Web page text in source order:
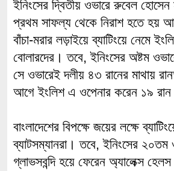
ইনিংসের দ্বিতীয় ওভারে রুবেল
প্রথম সাফল্য থেকে নিরাশ হতে হয়
বাঁচা-মরার লড়াইয়ে ব্যাটিংয়ে নেমে
বোলারদের। তবে, ইনিংসের অষ্টম
সে ওভারেই দলীয় ৪৩ রানের মাথায়
আগে ইংলিশ এ ওপেনার করেন ১৯
বাংলাদেশের বিপক্ষে জয়ের লক্ষে
ব্যাটসম্যানরা। তবে, ইনিংসের ২০তম
গ্লাভসবন্দি হয়ে ফেরেন অ্যালেক্স